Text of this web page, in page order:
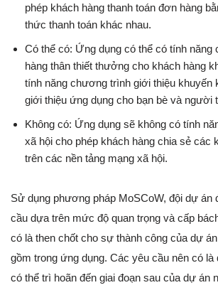
phép khách hàng thanh toán đơn hàng
thức thanh toán khác nhau.
Có thể có: Ứng dụng có thể có tính
hàng thân thiết thưởng cho khách hàng
tính năng chương trình giới thiệu khuyến
giới thiệu ứng dụng cho bạn bè và người
Không có: Ứng dụng sẽ không có tính
xã hội cho phép khách hàng chia sẻ các
trên các nền tảng mạng xã hội.
Sử dụng phương pháp MoSCoW, đội dự án
cầu dựa trên mức độ quan trọng và cấp
có là then chốt cho sự thành công của dự
gồm trong ứng dụng. Các yêu cầu nên có là
có thể trì hoãn đến giai đoạn sau của dự án